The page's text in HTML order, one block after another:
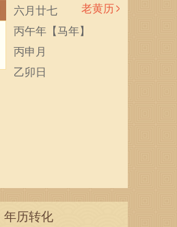
老黄历
六月廿七
丙午年【马年】
丙申月
乙卯日
年历转化